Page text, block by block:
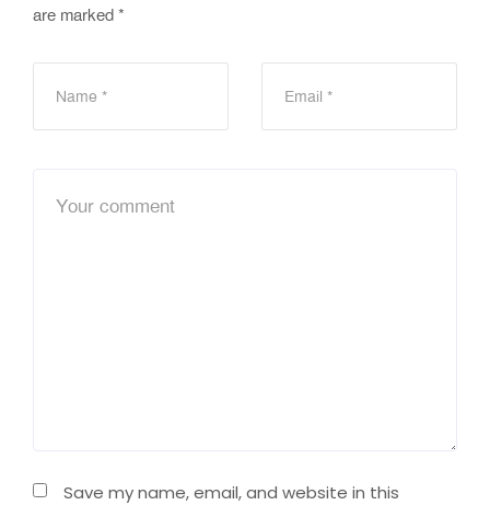
are marked *
Save my name, email, and website in this